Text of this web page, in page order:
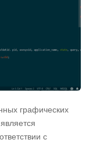
графических
с